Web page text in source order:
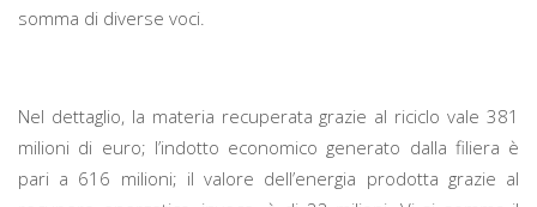
somma di diverse voci.
Nel dettaglio, la materia recuperata grazie al riciclo vale 381
milioni di euro; l’indotto economico generato dalla filiera è
pari a 616 milioni; il valore dell’energia prodotta grazie al